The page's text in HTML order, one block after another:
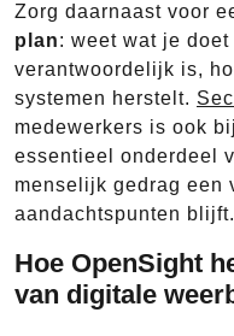
Zorg daarnaast voor
plan: weet wat je
verantwoordelijk is,
systemen herstelt.
medewerkers is ook
essentieel onderdeel
menselijk gedrag een
aandachtspunten blijft.
Hoe OpenSight
van digitale